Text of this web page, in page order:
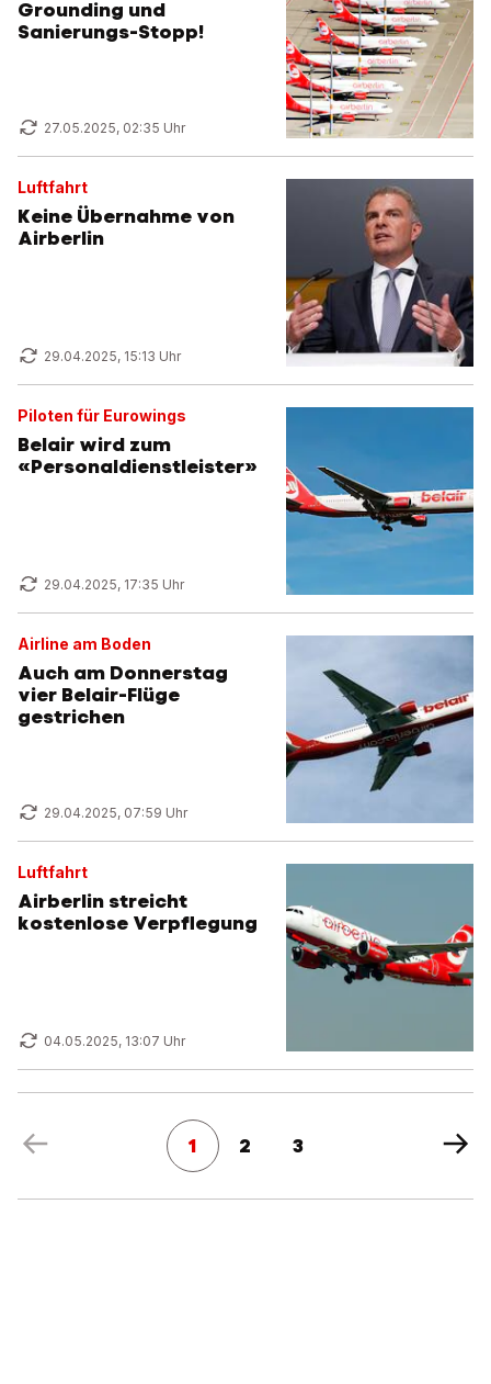
Grounding und
Sanierungs-Stopp!
27.05.2025, 02:35 Uhr
Luftfahrt
Keine Übernahme von
Airberlin
29.04.2025, 15:13 Uhr
Piloten für Eurowings
Belair wird zum
«Personaldienstleister»
29.04.2025, 17:35 Uhr
Airline am Boden
Auch am Donnerstag
vier Belair-Flüge
gestrichen
29.04.2025, 07:59 Uhr
Luftfahrt
Airberlin streicht
kostenlose Verpflegung
04.05.2025, 13:07 Uhr
1 2 3